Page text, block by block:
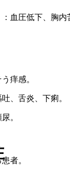
血圧低下、胸内
痒感。
、舌炎、下痢。
。
者。